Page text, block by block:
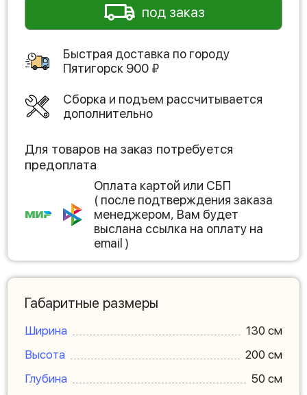
под заказ
Быстрая доставка по городу
Пятигорск 900 ₽
Сборка и подъем рассчитывается
дополнительно
Для товаров на заказ потребуется
предоплата
Оплата картой или СБП
( после подтверждения заказа
менеджером, Вам будет
выслана ссылка на оплату на
email )
Габаритные размеры
Ширина
130 см
Высота
200 см
Глубина
50 см